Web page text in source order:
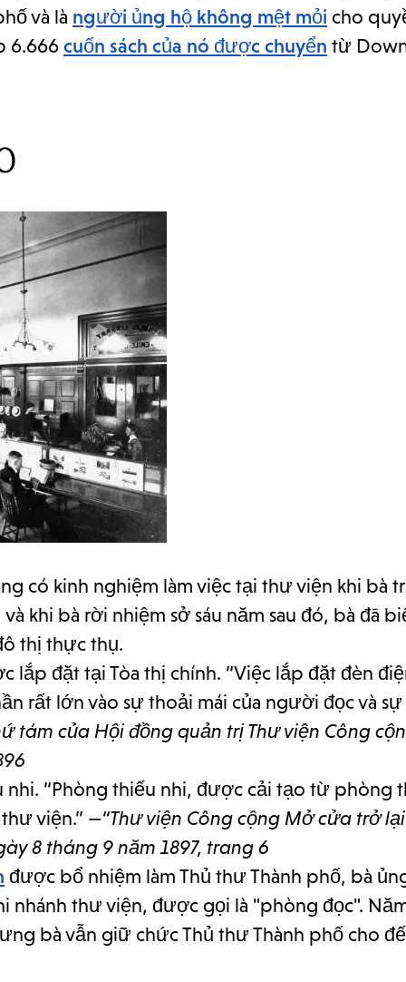
và là người ủng hộ không mệt mỏi cho
6.666cuốn sách của nó được chuyển từ
có kinh nghiệm làm việc tại thư viện khi bà
khi bà rời nhiệm sở sáu năm sau đó, bà đã
thị thực thụ.
lắp đặt tại Tòa thị chính. “Việc lắp đặt đèn
rất lớn vào sự thoải mái của người đọc và sự
tám của Hội đồng quản trị Thư viện Công
nhi. “Phòng thiếu nhi, được cải tạo từ phòng
viện.” —“Thư viện Công cộng Mở cửa trở
8 tháng 9 năm 1897, trang 6
được bổ nhiệm làm Thủ thư Thành phố, bà
nhánh thư viện, được gọi là "phòng đọc".
bà vẫn giữ chức Thủ thư Thành phố cho